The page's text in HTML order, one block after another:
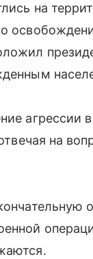
на
агрессии
на